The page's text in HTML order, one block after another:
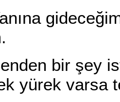
gideceğim,
bir şey
yürek varsa